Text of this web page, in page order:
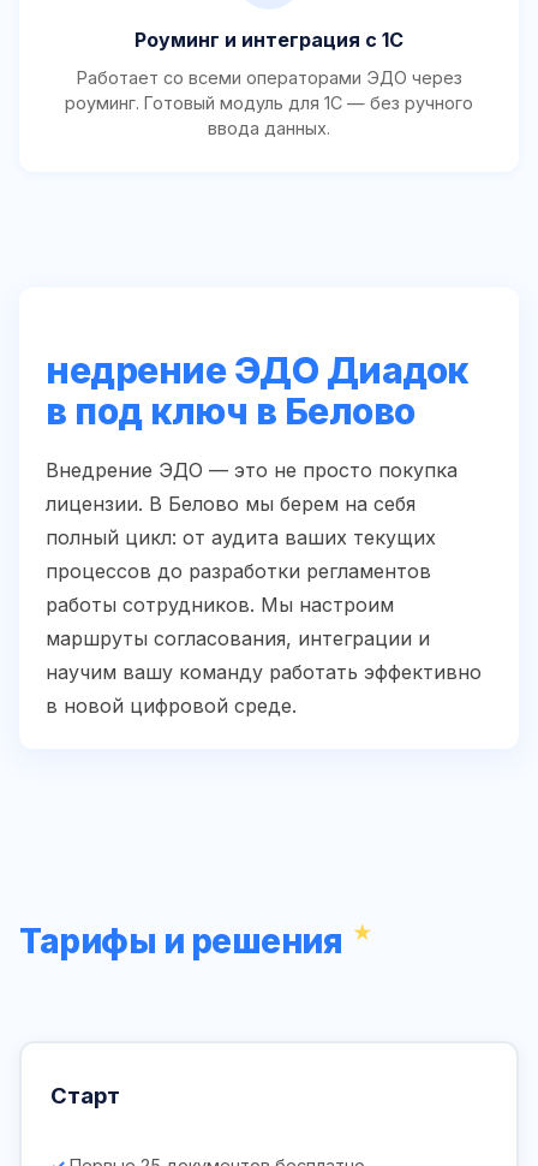
Роуминг и интеграция с 1С
Работает со всеми операторами ЭДО через
роуминг. Готовый модуль для 1С — без ручного
ввода данных.
недрение ЭДО Диадок
в под ключ в Белово
Внедрение ЭДО — это не просто покупка
лицензии. В Белово мы берем на себя
полный цикл: от аудита ваших текущих
процессов до разработки регламентов
работы сотрудников. Мы настроим
маршруты согласования, интеграции и
научим вашу команду работать эффективно
в новой цифровой среде.
Тарифы и решения
Старт